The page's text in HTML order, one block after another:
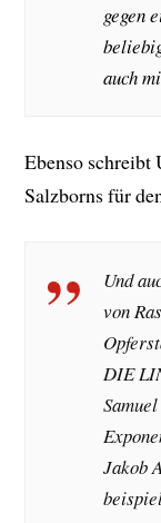
gegen
auch
Ebenso
Salzborns für
Und
von
DIE
Jakob